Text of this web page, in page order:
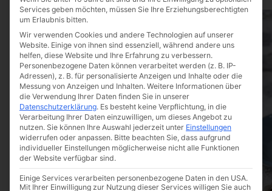
Services geben möchten, müssen Sie Ihre Erziehungsberechtigten
um Erlaubnis bitten.
Wir verwenden Cookies und andere Technologien auf unserer
Website. Einige von ihnen sind essenziell, während andere uns
helfen, diese Website und Ihre Erfahrung zu verbessern.
Personenbezogene Daten können verarbeitet werden (z. B. IP-
Adressen), z. B. für personalisierte Anzeigen und Inhalte oder die
Messung von Anzeigen und Inhalten. Weitere Informationen über
die Verwendung Ihrer Daten finden Sie in unserer
Datenschutzerklärung. Es besteht keine Verpflichtung, in die
Verarbeitung Ihrer Daten einzuwilligen, um dieses Angebot zu
nutzen. Sie können Ihre Auswahl jederzeit unter Einstellungen
widerrufen oder anpassen. Bitte beachten Sie, dass aufgrund
individueller Einstellungen möglicherweise nicht alle Funktionen
der Website verfügbar sind.
Einige Services verarbeiten personenbezogene Daten in den USA.
Mit Ihrer Einwilligung zur Nutzung dieser Services willigen Sie auch